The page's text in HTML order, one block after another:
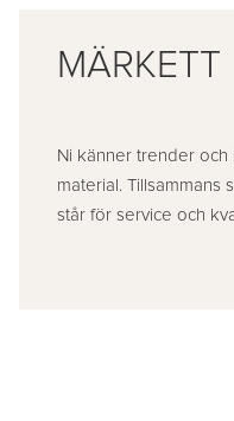
MÄRKETT
Ni känner trender
material. Tillsammans
står för service och